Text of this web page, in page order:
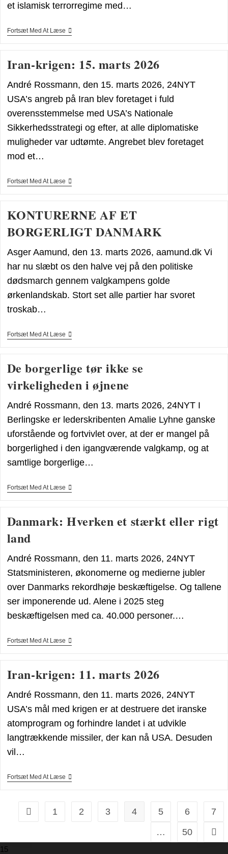
et islamisk terrorregime med…
Fortsæt Med At LæseIran-
2026
Iran-krigen: 15. marts 2026
André Rossmann, den 15. marts 2026, 24NYT
USA’s angreb på Iran blev foretaget i fuld
overensstemmelse med USA’s Nationale
Sikkerhedsstrategi og efter, at alle diplomatiske
muligheder var udtømte. Angrebet blev foretaget
mod et…
Fortsæt Med At LæseIran-
2026
KONTURERNE AF ET
BORGERLIGT DANMARK
Asger Aamund, den 13. marts 2026, aamund.dk Vi
har nu slæbt os den halve vej på den politiske
dødsmarch gennem valgkampens golde
ørkenlandskab. Stort set alle partier har svoret
troskab…
Fortsæt Med At LæseKONTURERNE
DANMARK
De borgerlige tør ikke se
virkeligheden i øjnene
André Rossmann, den 13. marts 2026, 24NYT I
Berlingske er lederskribenten Amalie Lyhne ganske
uforstående og fortvivlet over, at der er mangel på
borgerlighed i den igangværende valgkamp, og at
samtlige borgerlige…
Fortsæt Med At LæseDe
Se
Virkeligheden
Danmark: Hverken et stærkt eller rigt
land
André Rossmann, den 11. marts 2026, 24NYT
Statsministeren, økonomerne og medierne jubler
over Danmarks rekordhøje beskæftigelse. Og tallene
ser imponerende ud. Alene i 2025 steg
beskæftigelsen med ca. 40.000 personer.…
Fortsæt Med At LæseDanmark:
Eller
Rigt
Iran-krigen: 11. marts 2026
André Rossmann, den 11. marts 2026, 24NYT
USA’s mål med krigen er at destruere det iranske
atomprogram og forhindre landet i at udvikle
langtrækkende missiler, der kan nå USA. Desuden
vil…
Fortsæt Med At LæseIran-
2026
Go to the previous page
1 2 3 4 5 6
7
…
50
15